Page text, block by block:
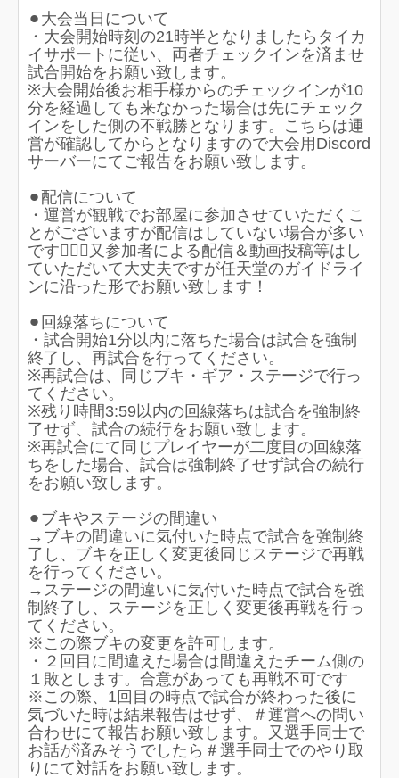
⚫︎大会当日について
・大会開始時刻の21時半となりましたらタイカ
イサポートに従い、両者チェックインを済ませ
試合開始をお願い致します。
※大会開始後お相手様からのチェックインが10
分を経過しても来なかった場合は先にチェック
インをした側の不戦勝となります。こちらは運
営が確認してからとなりますので大会用Discord
サーバーにてご報告をお願い致します。
⚫︎配信について
・運営が観戦でお部屋に参加させていただくこ
とがございますが配信はしていない場合が多い
です🙇🏻‍♀️又参加者による配信＆動画投稿等はし
ていただいて大丈夫ですが任天堂のガイドライ
ンに沿った形でお願い致します！
⚫︎回線落ちについて
・試合開始1分以内に落ちた場合は試合を強制
終了し、再試合を行ってください。
※再試合は、同じブキ・ギア・ステージで行っ
てください。
※残り時間3:59以内の回線落ちは試合を強制終
了せず、試合の続行をお願い致します。
※再試合にて同じプレイヤーが二度目の回線落
ちをした場合、試合は強制終了せず試合の続行
をお願い致します。
⚫︎ブキやステージの間違い
→ブキの間違いに気付いた時点で試合を強制終
了し、ブキを正しく変更後同じステージで再戦
を行ってください。
→ステージの間違いに気付いた時点で試合を強
制終了し、ステージを正しく変更後再戦を行っ
てください。
※この際ブキの変更を許可します。
・２回目に間違えた場合は間違えたチーム側の
１敗とします。合意があっても再戦不可です
※この際、1回目の時点で試合が終わった後に
気づいた時は結果報告はせず、＃運営への問い
合わせにて報告お願い致します。又選手同士で
お話が済みそうでしたら＃選手同士でのやり取
りにて対話をお願い致します。